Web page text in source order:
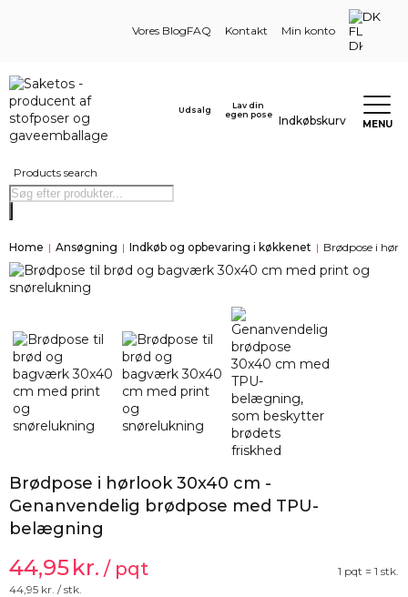
Vores BlogFAQ Kontakt Min konto
DK
Products search
Udsalg
Lav din
egen pose
Indkøbskurv MENU
Home | Ansøgning | Indkøb og opbevaring i køkkenet | Brødpose i
Brødpose i hørlook 30x40 cm -
Genanvendelig brødpose med TPU-
belægning
44,95kr. / pqt
1 pqt = 1 stk.
44,95 kr. / stk.